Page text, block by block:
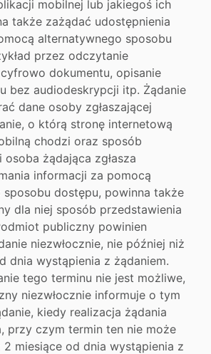
mobilnej lub jakiegoś ich
także zażądać udostępnienia
alternatywnego sposobu
przez odczytanie
dokumentu, opisanie
bez audiodeskrypcji itp. Żądanie
dane osoby zgłaszającej
o którą stronę internetową
chodzi oraz sposób
żądająca zgłasza
informacji za pomocą
sposobu dostępu, powinna także
dla niej sposób przedstawienia
publiczny powinien
niezwłocznie, nie później niż
dnia wystąpienia z żądaniem.
tego terminu nie jest możliwe,
niezwłocznie informuje o tym
kiedy realizacja żądania
przy czym termin ten nie może
2 miesiące od dnia wystąpienia z